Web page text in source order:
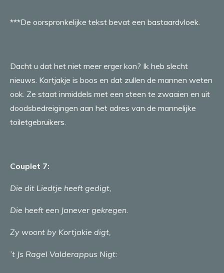
***De oorspronkelijke tekst bevat een bastaardvloek.
Dacht u dat het niet meer erger kon? Ik heb slecht
nieuws. Kortjakje is boos en dat zullen de mannen weten
ook. Ze staat inmiddels met een steen te zwaaien en uit
doodsbedreigingen aan het adres van de mannelijke
toiletgebruikers.
Couplet 7:
Die dit Liedtje heeft gedigt,
Die heeft een Janever gekregen.
Zy woont by Kortjakie digt,
’t Js Ragel Valderappus Nigt: